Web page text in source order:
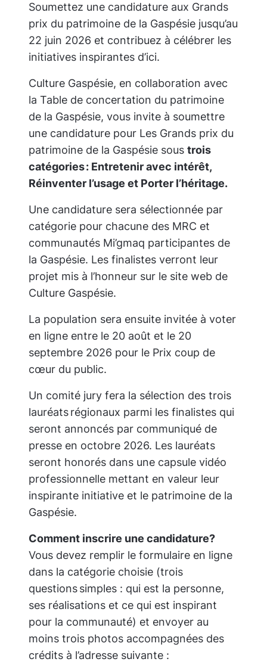
Soumettez une candidature aux Grands
prix du patrimoine de la Gaspésie jusqu’au
22 juin 2026 et contribuez à célébrer les
initiatives inspirantes d’ici.
Culture Gaspésie, en collaboration avec
la Table de concertation du patrimoine
de la Gaspésie, vous invite à soumettre
une candidature pour Les Grands prix du
patrimoine de la Gaspésie sous trois
catégories : Entretenir avec intérêt,
Réinventer l’usage et Porter l’héritage.
Une candidature sera sélectionnée par
catégorie pour chacune des MRC et
communautés Mi’gmaq participantes de
la Gaspésie. Les finalistes verront leur
projet mis à l’honneur sur le site web de
Culture Gaspésie.
La population sera ensuite invitée à voter
en ligne entre le 20 août et le 20
septembre 2026 pour le Prix coup de
cœur du public.
Un comité jury fera la sélection des trois
lauréats régionaux parmi les finalistes qui
seront annoncés par communiqué de
presse en octobre 2026. Les lauréats
seront honorés dans une capsule vidéo
professionnelle mettant en valeur leur
inspirante initiative et le patrimoine de la
Gaspésie.
Comment inscrire une candidature?
Vous devez remplir le formulaire en ligne
dans la catégorie choisie (trois
questions simples : qui est la personne,
ses réalisations et ce qui est inspirant
pour la communauté) et envoyer au
moins trois photos accompagnées des
crédits à l’adresse suivante :